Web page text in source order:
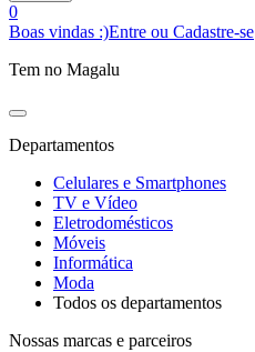
0
Boas vindas :)Entre ou Cadastre-se
Tem no Magalu
Departamentos
Celulares e Smartphones
TV e Vídeo
Eletrodomésticos
Móveis
Informática
Moda
Todos os departamentos
Nossas marcas e parceiros